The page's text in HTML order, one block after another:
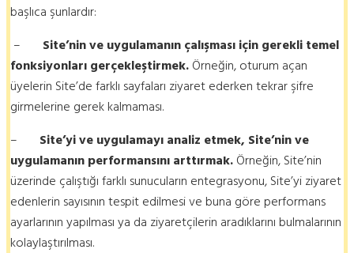
başlıca şunlardır:
– Site’nin ve uygulamanın çalışması için gerekli temel
fonksiyonları gerçekleştirmek.Örneğin, oturum açan
üyelerin Site’de farklı sayfaları ziyaret ederken tekrar şifre
girmelerine gerek kalmaması.
– Site’yi ve uygulamayı analiz etmek, Site’nin ve
uygulamanın performansını arttırmak.Örneğin, Site’nin
üzerinde çalıştığı farklı sunucuların entegrasyonu, Site’yi ziyaret
edenlerin sayısının tespit edilmesi ve buna göre performans
ayarlarının yapılması ya da ziyaretçilerin aradıklarını bulmalarının
kolaylaştırılması.